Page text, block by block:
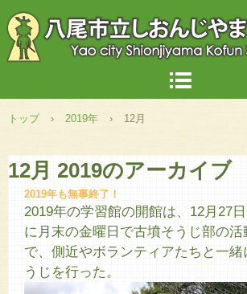
トップ › 2019年 › 12月
12月 2019のアーカイブ
2019年も無事終了！
2019年の学習館の開館は、12月27
に月末の金曜日で古墳そうじ部の
で、側近やボランティアたちと一緒
うじを行った。